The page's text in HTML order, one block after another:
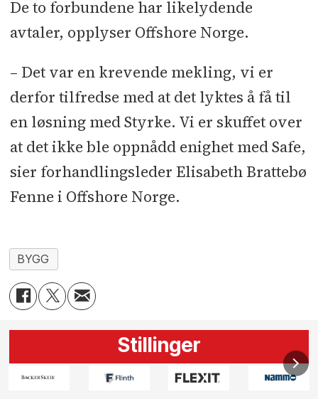
De to forbundene har likelydende
avtaler, opplyser Offshore Norge.
– Det var en krevende mekling, vi er
derfor tilfredse med at det lyktes å få til
en løsning med Styrke. Vi er skuffet over
at det ikke ble oppnådd enighet med Safe,
sier forhandlingsleder Elisabeth Brattebø
Fenne i Offshore Norge.
BYGG
Stillinger